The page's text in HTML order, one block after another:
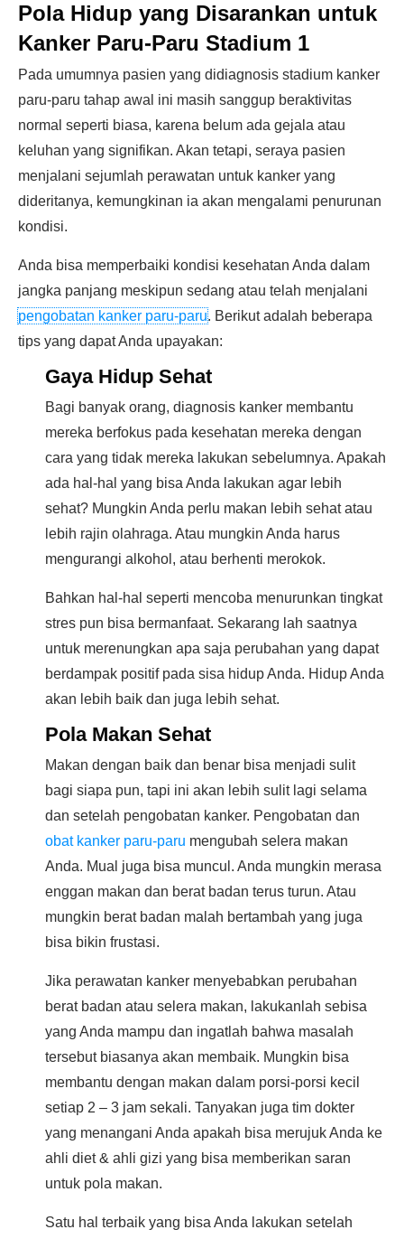
Pola Hidup yang Disarankan untuk
Kanker Paru-Paru Stadium 1
Pada umumnya pasien yang didiagnosis stadium kanker
paru-paru tahap awal ini masih sanggup beraktivitas
normal seperti biasa, karena belum ada gejala atau
keluhan yang signifikan. Akan tetapi, seraya pasien
menjalani sejumlah perawatan untuk kanker yang
dideritanya, kemungkinan ia akan mengalami penurunan
kondisi.
Anda bisa memperbaiki kondisi kesehatan Anda dalam
jangka panjang meskipun sedang atau telah menjalani
pengobatan kanker paru-paru. Berikut adalah beberapa
tips yang dapat Anda upayakan:
Gaya Hidup Sehat
Bagi banyak orang, diagnosis kanker membantu
mereka berfokus pada kesehatan mereka dengan
cara yang tidak mereka lakukan sebelumnya. Apakah
ada hal-hal yang bisa Anda lakukan agar lebih
sehat? Mungkin Anda perlu makan lebih sehat atau
lebih rajin olahraga. Atau mungkin Anda harus
mengurangi alkohol, atau berhenti merokok.
Bahkan hal-hal seperti mencoba menurunkan tingkat
stres pun bisa bermanfaat. Sekarang lah saatnya
untuk merenungkan apa saja perubahan yang dapat
berdampak positif pada sisa hidup Anda. Hidup Anda
akan lebih baik dan juga lebih sehat.
Pola Makan Sehat
Makan dengan baik dan benar bisa menjadi sulit
bagi siapa pun, tapi ini akan lebih sulit lagi selama
dan setelah pengobatan kanker. Pengobatan dan
obat kanker paru-paru mengubah selera makan
Anda. Mual juga bisa muncul. Anda mungkin merasa
enggan makan dan berat badan terus turun. Atau
mungkin berat badan malah bertambah yang juga
bisa bikin frustasi.
Jika perawatan kanker menyebabkan perubahan
berat badan atau selera makan, lakukanlah sebisa
yang Anda mampu dan ingatlah bahwa masalah
tersebut biasanya akan membaik. Mungkin bisa
membantu dengan makan dalam porsi-porsi kecil
setiap 2 – 3 jam sekali. Tanyakan juga tim dokter
yang menangani Anda apakah bisa merujuk Anda ke
ahli diet & ahli gizi yang bisa memberikan saran
untuk pola makan.
Satu hal terbaik yang bisa Anda lakukan setelah